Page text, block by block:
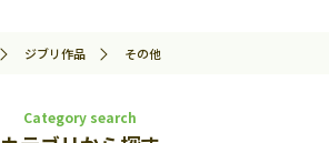
ジブリ作品 その他
Category search